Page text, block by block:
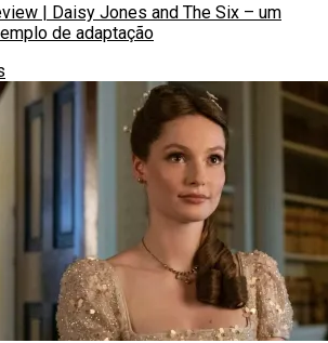
| Daisy Jones and The Six – um
de adaptação